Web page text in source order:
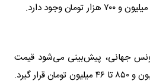
جهانی، پیش‌بینی می‌شود قیمت